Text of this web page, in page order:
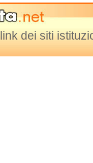
dei siti